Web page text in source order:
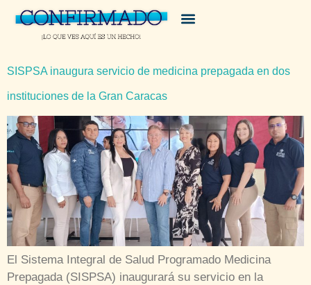
SISPSA inaugura servicio de medicina prepagada en dos
instituciones de la Gran Caracas
El Sistema Integral de Salud Programado Medicina
Prepagada (SISPSA) inaugurará su servicio en la